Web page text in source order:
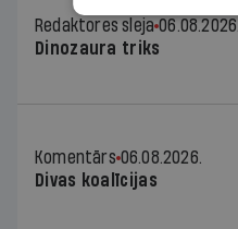
Redaktores sleja 06.08.2026.
Dinozaura triks
Komentārs 06.08.2026.
Divas koalīcijas